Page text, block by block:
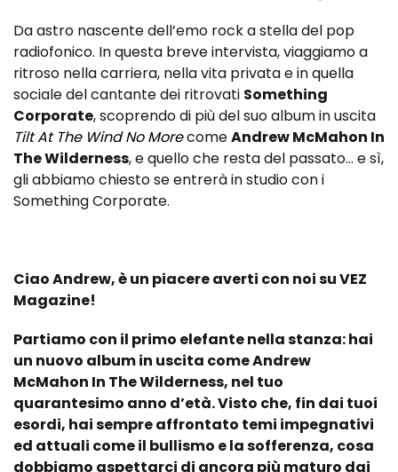
Da astro nascente dell’emo rock a stella del pop
radiofonico. In questa breve intervista, viaggiamo a
ritroso nella carriera, nella vita privata e in quella
sociale del cantante dei ritrovati Something
Corporate, scoprendo di più del suo album in uscita
Tilt At The Wind No MorecomeAndrew McMahon In
The Wilderness, e quello che resta del passato… e sì,
gli abbiamo chiesto se entrerà in studio con i
Something Corporate.
Ciao Andrew, è un piacere averti con noi su VEZ
Magazine!
Partiamo con il primo elefante nella stanza: hai
un nuovo album in uscita come Andrew
McMahon In The Wilderness, nel tuo
quarantesimo anno d’età. Visto che, fin dai tuoi
esordi, hai sempre affrontato temi impegnativi
ed attuali come il bullismo e la sofferenza, cosa
dobbiamo aspettarci di ancora più maturo dai